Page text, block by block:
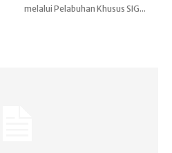
melalui Pelabuhan Khusus SIG...